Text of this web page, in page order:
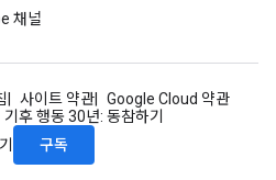
채널
사이트 약관
Google Cloud 약관
후 행동 30년: 동참하기
구독